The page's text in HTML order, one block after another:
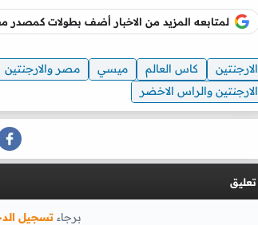
لمتابعه المزيد من الاخبار أضف بطولات
الارجنتين كاس العالم ميسي مصر والارجنتين
الارجنتين والراس الاخضر
تعليق
برجاء تسجيل